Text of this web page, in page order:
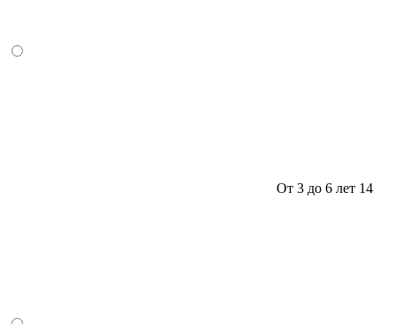
От 3 до 6 лет 14